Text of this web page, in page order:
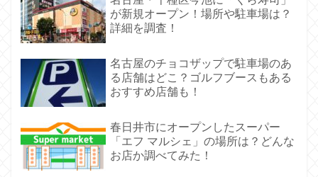
が新規オープン！場所や駐車場は？
詳細を調査！
名古屋のチョコザップで駐車場のあ
る店舗はどこ？ゴルフブースもある
おすすめ店舗も！
春日井市にオープンしたスーパー
「エフ マルシェ」の場所は？どんな
お店か調べてみた！